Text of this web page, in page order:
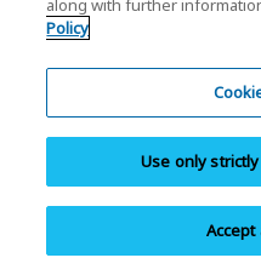
ズ）
※表を左右にスクロールする
型番
THN-NW08G4R8
along with further
Policy
Use only
Accept